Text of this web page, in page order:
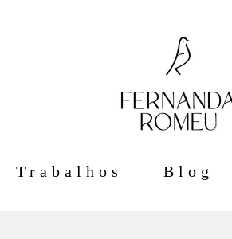
Trabalhos Blog